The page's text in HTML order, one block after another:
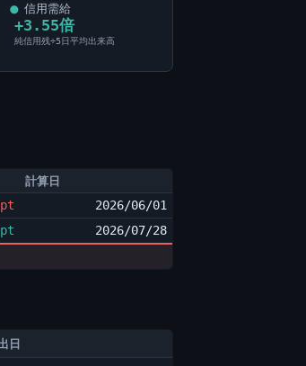
信用需給
+3.55倍
純信用残÷5日平均出来高
計算日
2026/06/01
2026/07/28
日